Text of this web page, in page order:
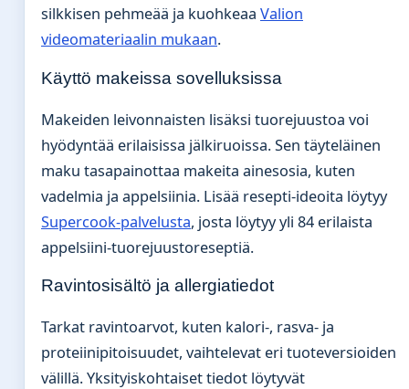
silkkisen pehmeää ja kuohkeaa Valion
videomateriaalin mukaan.
Käyttö makeissa sovelluksissa
Makeiden leivonnaisten lisäksi tuorejuustoa voi
hyödyntää erilaisissa jälkiruoissa. Sen täyteläinen
maku tasapainottaa makeita ainesosia, kuten
vadelmia ja appelsiinia. Lisää resepti-ideoita löytyy
Supercook-palvelusta, josta löytyy yli 84 erilaista
appelsiini-tuorejuustoreseptiä.
Ravintosisältö ja allergiatiedot
Tarkat ravintoarvot, kuten kalori-, rasva- ja
proteiinipitoisuudet, vaihtelevat eri tuoteversioiden
välillä. Yksityiskohtaiset tiedot löytyvät